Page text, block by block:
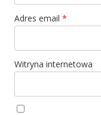
Adres email *
Witryna internetowa